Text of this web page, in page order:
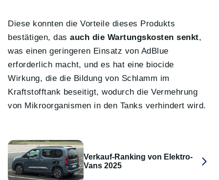
Diese konnten die Vorteile dieses Produkts
bestätigen, dasauch die Wartungskosten senkt,
was einen geringeren Einsatz von AdBlue
erforderlich macht, und es hat eine biocide
Wirkung, die die Bildung von Schlamm im
Kraftstofftank beseitigt, wodurch die Vermehrung
von Mikroorganismen in den Tanks verhindert wird.
Verkauf-Ranking von Elektro-
Vans 2025